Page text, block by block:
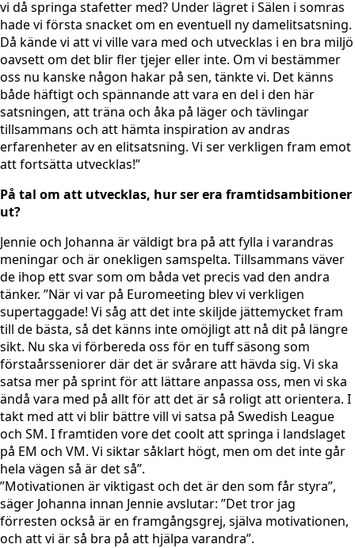
vi då springa stafetter med? Under lägret i Sälen i somras
hade vi första snacket om en eventuell ny damelitsatsning.
Då kände vi att vi ville vara med och utvecklas i en bra miljö
oavsett om det blir fler tjejer eller inte. Om vi bestämmer
oss nu kanske någon hakar på sen, tänkte vi. Det känns
både häftigt och spännande att vara en del i den här
satsningen, att träna och åka på läger och tävlingar
tillsammans och att hämta inspiration av andras
erfarenheter av en elitsatsning. Vi ser verkligen fram emot
att fortsätta utvecklas!”
På tal om att utvecklas, hur ser era framtidsambitioner
ut?
Jennie och Johanna är väldigt bra på att fylla i varandras
meningar och är onekligen samspelta. Tillsammans väver
de ihop ett svar som om båda vet precis vad den andra
tänker. ”När vi var på Euromeeting blev vi verkligen
supertaggade! Vi såg att det inte skiljde jättemycket fram
till de bästa, så det känns inte omöjligt att nå dit på längre
sikt. Nu ska vi förbereda oss för en tuff säsong som
förstaårsseniorer där det är svårare att hävda sig. Vi ska
satsa mer på sprint för att lättare anpassa oss, men vi ska
ändå vara med på allt för att det är så roligt att orientera. I
takt med att vi blir bättre vill vi satsa på Swedish League
och SM. I framtiden vore det coolt att springa i landslaget
på EM och VM. Vi siktar såklart högt, men om det inte går
hela vägen så är det så”.
”Motivationen är viktigast och det är den som får styra”,
säger Johanna innan Jennie avslutar: ”Det tror jag
förresten också är en framgångsgrej, själva motivationen,
och att vi är så bra på att hjälpa varandra”.